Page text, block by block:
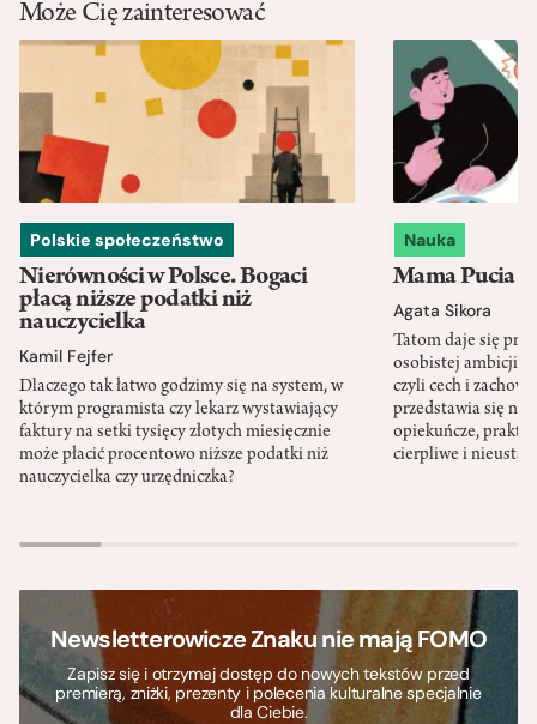
Może Cię zainteresować
Polskie społeczeństwo
Nierówności w Polsce. Bogaci
płacą niższe podatki niż
nauczycielka
Kamil Fejfer
Dlaczego tak łatwo godzimy się na system, w
którym programista czy lekarz wystawiający
faktury na setki tysięcy złotych miesięcznie
może płacić procentowo niższe podatki niż
nauczycielka czy urzędniczka?
Nauka
Mama Pucia
Agata Sikora
Tatom daje się
osobistej ambicji,
czyli cech i
przedstawia się
opiekuńcze,
cierpliwe i
Newsletterowicze Znaku nie mają FOMO
Zapisz się i otrzymaj dostęp do nowych tekstów przed
premierą, zniżki, prezenty i polecenia kulturalne specjalnie
dla Ciebie.